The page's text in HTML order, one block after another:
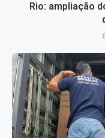
Rio: ampliação